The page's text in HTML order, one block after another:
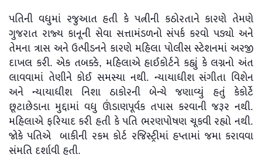
પતિની વધુમાં રજુઆત હતી કે પત્નીની કઠોરતાને કારણે તેમણે
ગુજરાત રાજ્ય કાનૂની સેવા સત્તામંડળનો સંપર્ક કરવો પડ્યો અને
તેમના ત્રાસ અને ઉત્પીડનને કારણે મહિલા પોલીસ સ્ટેશનમાં અરજી
દાખલ કરી. એક તબક્કે, મહિલાએ હાઈકોર્ટને કહ્યું કે લગ્નનો અંત
લાવવામાં તેણીને કોઈ સમસ્યા નથી. ન્યાયાધીશ સંગીતા વિશેન
અને ન્યાયાધીશ નિશા ઠાકોરની બેન્ચે જણાવ્યું હતું કેકોર્ટે
છૂટાછેડાના મુદ્દામાં વધુ ઊંડાણપૂર્વક તપાસ કરવાની જરૂર નથી.
મહિલાએ ફરિયાદ કરી હતી કે પતિ ભરણપોષણ ચૂકવી રહ્યો નથી.
જોકે પતિએ બાકીની રકમ કોર્ટ રજિસ્ટ્રીમાં હપ્તામાં જમા કરાવવા
સંમતિ દર્શાવી હતી.